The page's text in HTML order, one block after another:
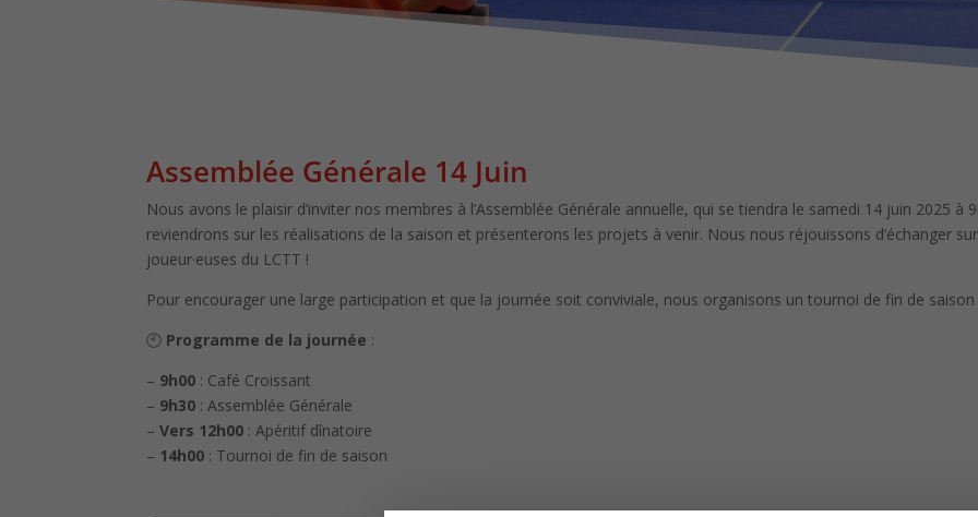
Assemblée Générale 14 Juin
Nous avons le plaisir d’inviter nos membres à l’Assemblée Générale annuelle, qui se tiendra le samedi 14 juin 2025 à
reviendrons sur les réalisations de la saison et présenterons les projets à venir. Nous nous réjouissons d’échanger
joueur·euses du LCTT !
Pour encourager une large participation et que la journée soit conviviale, nous organisons un tournoi de fin de saison
🕙 Programme de la journée :
– 9h00 : Café Croissant
– 9h30 : Assemblée Générale
–Vers 12h00 : Apéritif dînatoire
– 14h00 : Tournoi de fin de saison